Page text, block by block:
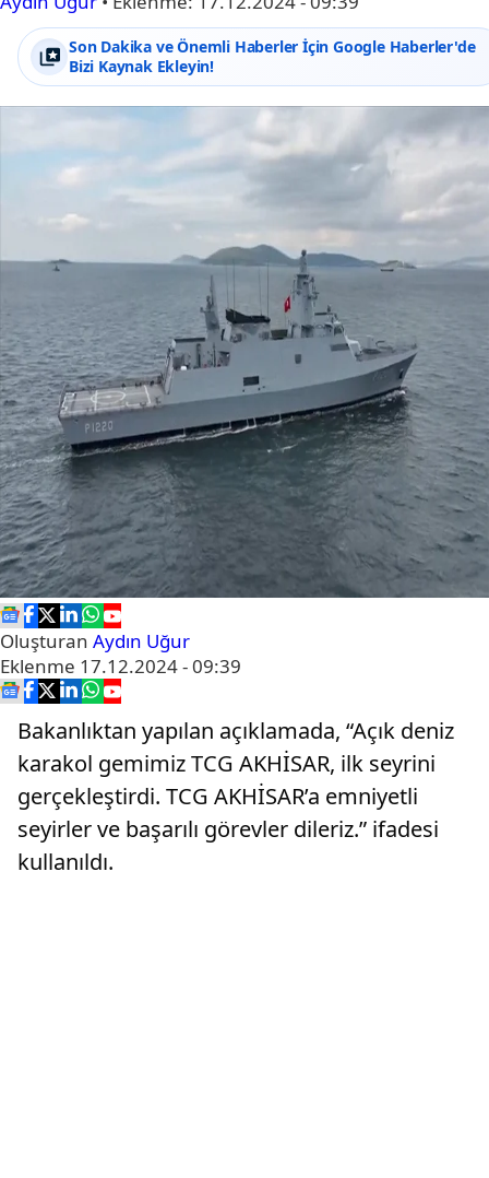
Son Dakika ve Önemli Haberler İçin Google Haberler'de
Bizi Kaynak Ekleyin!
Oluşturan Aydın Uğur
Eklenme 17.12.2024 - 09:39
Bakanlıktan yapılan açıklamada, “Açık deniz
karakol gemimiz TCG AKHİSAR, ilk seyrini
gerçekleştirdi. TCG AKHİSAR’a emniyetli
seyirler ve başarılı görevler dileriz.” ifadesi
kullanıldı.